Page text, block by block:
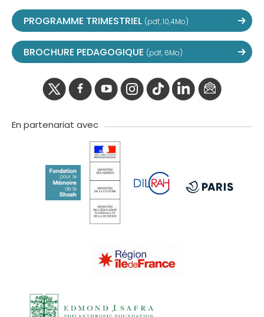
PROGRAMME TRIMESTRIEL (pdf, 10,4Mo)
BROCHURE PEDAGOGIQUE (pdf, 6Mo)
En partenariat avec